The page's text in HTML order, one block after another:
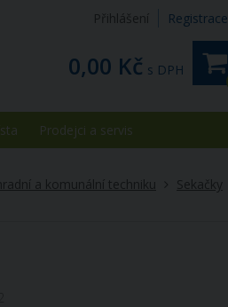
Přihlášení Registrace
0,00 Kč s DPH
Prodejci a servis
a komunální techniku
Sekačky